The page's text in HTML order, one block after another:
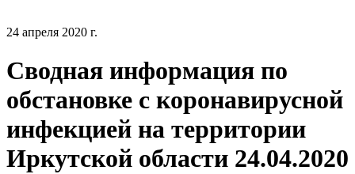
24 апреля 2020 г.
Сводная информация по
обстановке с коронавирусной
инфекцией на территории
Иркутской области 24.04.2020